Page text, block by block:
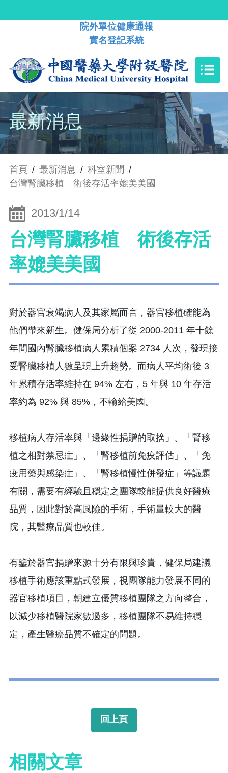
院外單位健康通報
實名登記系統
最新消息
首頁 / 最新消息 / 科室新聞 /
台灣腎臟移植 術後存活率媲美美國
2013/1/14
台灣腎臟移植 術後存活
率媲美美國
對於器官衰竭病人及其家屬而言，器官移植確能為
他們帶來新生。健保局分析了從 2000-2011 年十餘
年間國內腎臟移植病人累積個案 2734 人次，發現接
受腎臟移植人數呈現上升趨勢。而病人平均術後 3
年累積存活率維持在 94% 左右，5 年與 10 年存活
率約為 92% 與 85%，不輸給美國。
移植病人存活率與「邊緣性捐贈的取捨」、「腎移
植之相對禁忌症」、「腎移植前免疫評估」、「免
疫用藥與感染症」、「腎移植慢性併發症」等議題
有關，需要有經驗且穩定之團隊較能提供良好醫療
品質，因此對於高風險的手術，手術量較大的醫
院，其醫療品質也較佳。
有鑒於器官捐贈來源十分有限與珍貴，健保局建議
移植手術應該重點式發展，視團隊能力發展不同的
器官移植項目，朝建立優質移植團隊之方向整合，
以減少移植醫院家數過多，移植團隊不易維持穩
定，產生醫療品質不確定的問題。
回上頁
相關文章